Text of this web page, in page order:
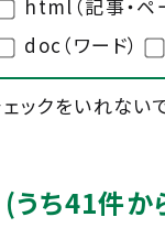
html（記事・ペ
doc（ワード）
ックをいれない
うち41件